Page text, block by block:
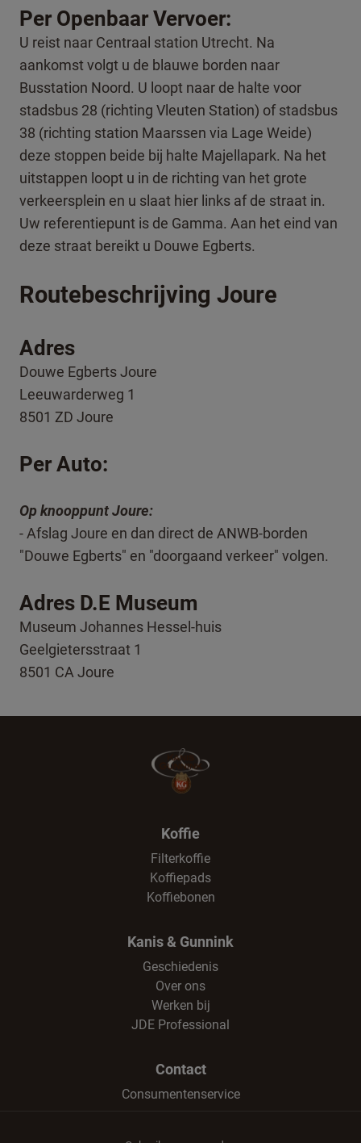
Per Openbaar Vervoer:
U reist naar Centraal station Utrecht. Na
aankomst volgt u de blauwe borden naar
Busstation Noord. U loopt naar de halte voor
stadsbus 28 (richting Vleuten Station) of stadsbus
38 (richting station Maarssen via Lage Weide)
deze stoppen beide bij halte Majellapark. Na het
uitstappen loopt u in de richting van het grote
verkeersplein en u slaat hier links af de straat in.
Uw referentiepunt is de Gamma. Aan het eind van
deze straat bereikt u Douwe Egberts.
Routebeschrijving Joure
Adres
Douwe Egberts Joure
Leeuwarderweg 1
8501 ZD Joure
Per Auto:
Op knooppunt Joure:
- Afslag Joure en dan direct de ANWB-borden
"Douwe Egberts" en "doorgaand verkeer" volgen.
Adres D.E Museum
Museum Johannes Hessel-huis
Geelgietersstraat 1
8501 CA Joure
Koffie
Filterkoffie
Koffiepads
Koffiebonen
Kanis & Gunnink
Geschiedenis
Over ons
Werken bij
JDE Professional
Contact
Consumentenservice